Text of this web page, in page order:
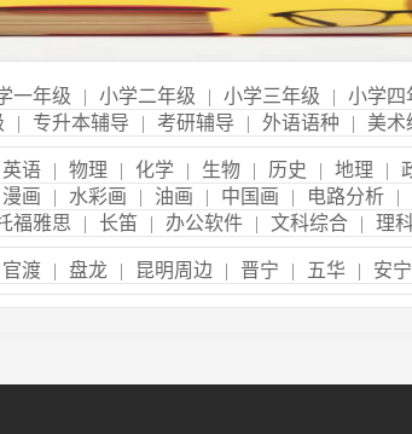
一年级 | 小学二年级 | 小学三年级 | 小学四
| 专升本辅导 | 考研辅导 | 外语语种 | 美术
英语 | 物理 | 化学 | 生物 | 历史 | 地理 |
漫画 | 水彩画 | 油画 | 中国画 | 电路分析 |
福雅思 | 长笛 | 办公软件 | 文科综合 | 理
官渡 | 盘龙 | 昆明周边 | 晋宁 | 五华 | 安宁